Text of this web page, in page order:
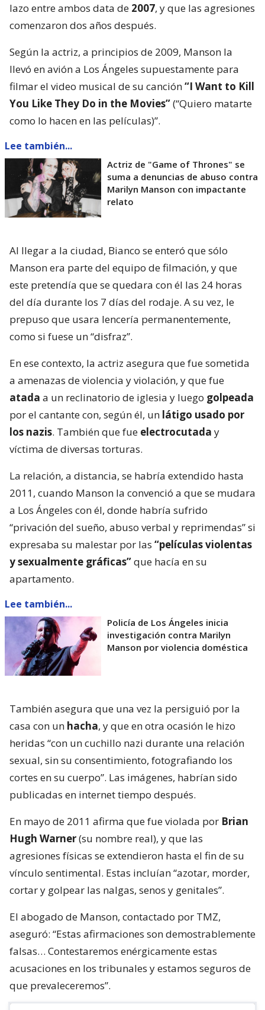
lazo entre ambos data de 2007, y que las agresiones
comenzaron dos años después.
Según la actriz, a principios de 2009, Manson la
llevó en avión a Los Ángeles supuestamente para
filmar el video musical de su canción“I Want to Kill
You Like They Do in the Movies”(“Quiero matarte
como lo hacen en las películas)”.
Lee también...
Actriz de "Game of Thrones" se
suma a denuncias de abuso contra
Marilyn Manson con impactante
relato
Al llegar a la ciudad, Bianco se enteró que sólo
Manson era parte del equipo de filmación, y que
este pretendía que se quedara con él las 24 horas
del día durante los 7 días del rodaje. A su vez, le
prepuso que usara lencería permanentemente,
como si fuese un “disfraz”.
En ese contexto, la actriz asegura que fue sometida
a amenazas de violencia y violación, y que fue
atada a un reclinatorio de iglesia y luego golpeada
por el cantante con, según él, un látigo usado por
los nazis. También que fue electrocutada y
víctima de diversas torturas.
La relación, a distancia, se habría extendido hasta
2011, cuando Manson la convenció a que se mudara
a Los Ángeles con él, donde habría sufrido
“privación del sueño, abuso verbal y reprimendas” si
expresaba su malestar por las “películas violentas
y sexualmente gráficas”que hacía en su
apartamento.
Lee también...
Policía de Los Ángeles inicia
investigación contra Marilyn
Manson por violencia doméstica
También asegura que una vez la persiguió por la
casa con un hacha, y que en otra ocasión le hizo
heridas “con un cuchillo nazi durante una relación
sexual, sin su consentimiento, fotografiando los
cortes en su cuerpo”. Las imágenes, habrían sido
publicadas en internet tiempo después.
En mayo de 2011 afirma que fue violada por Brian
Hugh Warner(su nombre real), y que las
agresiones físicas se extendieron hasta el fin de su
vínculo sentimental. Estas incluían “azotar, morder,
cortar y golpear las nalgas, senos y genitales”.
El abogado de Manson, contactado por TMZ,
aseguró: “Estas afirmaciones son demostrablemente
falsas… Contestaremos enérgicamente estas
acusaciones en los tribunales y estamos seguros de
que prevaleceremos”.